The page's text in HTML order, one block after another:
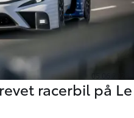
racerbil på Le